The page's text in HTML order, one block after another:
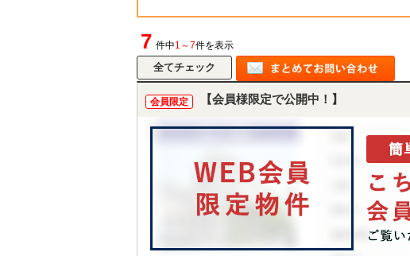
7 件中1～7件を表示
会員限定 【会員様限定で公開中！】